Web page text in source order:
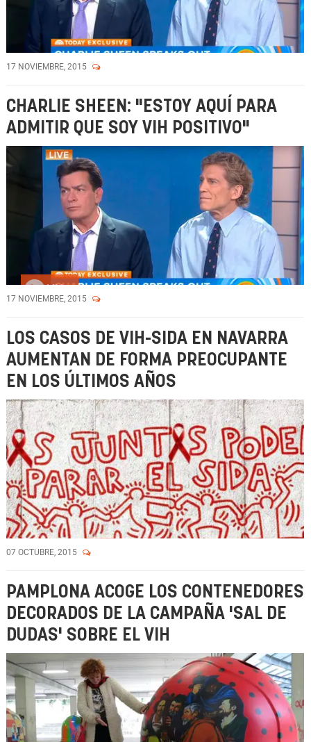
17 NOVIEMBRE, 2015
CHARLIE SHEEN: "ESTOY AQUÍ PARA
ADMITIR QUE SOY VIH POSITIVO"
17 NOVIEMBRE, 2015
LOS CASOS DE VIH-SIDA EN NAVARRA
AUMENTAN DE FORMA PREOCUPANTE
EN LOS ÚLTIMOS AÑOS
07 OCTUBRE, 2015
PAMPLONA ACOGE LOS CONTENEDORES
DECORADOS DE LA CAMPAÑA 'SAL DE
DUDAS' SOBRE EL VIH